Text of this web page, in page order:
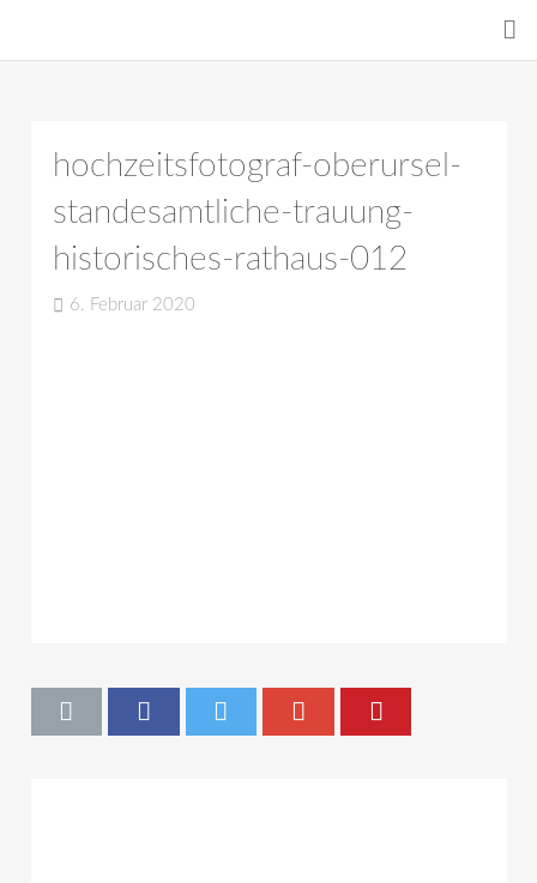
hochzeitsfotograf-oberursel-
standesamtliche-trauung-
historisches-rathaus-012
6. Februar 2020